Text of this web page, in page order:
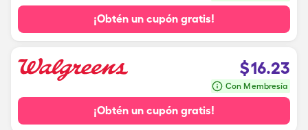
¡Obtén un cupón gratis!
$16.23
Con Membresía
¡Obtén un cupón gratis!